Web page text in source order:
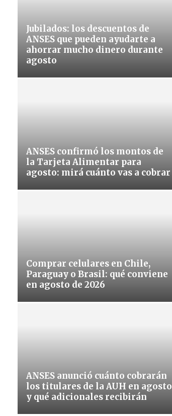
Jubilados: los descuentos de
ANSES que pueden ayudarte a
ahorrar mucho dinero durante
agosto
ANSES confirmó los montos de
la Tarjeta Alimentar para
agosto: mirá cuánto vas a cobrar
Comprar celulares en Chile,
Paraguay o Brasil: qué conviene
en agosto de 2026
ANSES anunció cuánto cobrarán
los titulares de la AUH en agosto
y qué adicionales recibirán